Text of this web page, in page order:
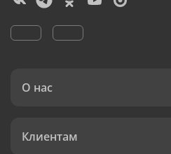
О нас
Клиентам